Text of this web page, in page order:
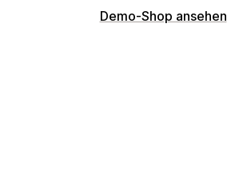
Demo-Shop ansehen